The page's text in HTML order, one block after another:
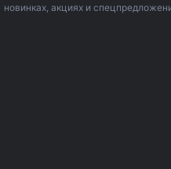
новинках, акциях и